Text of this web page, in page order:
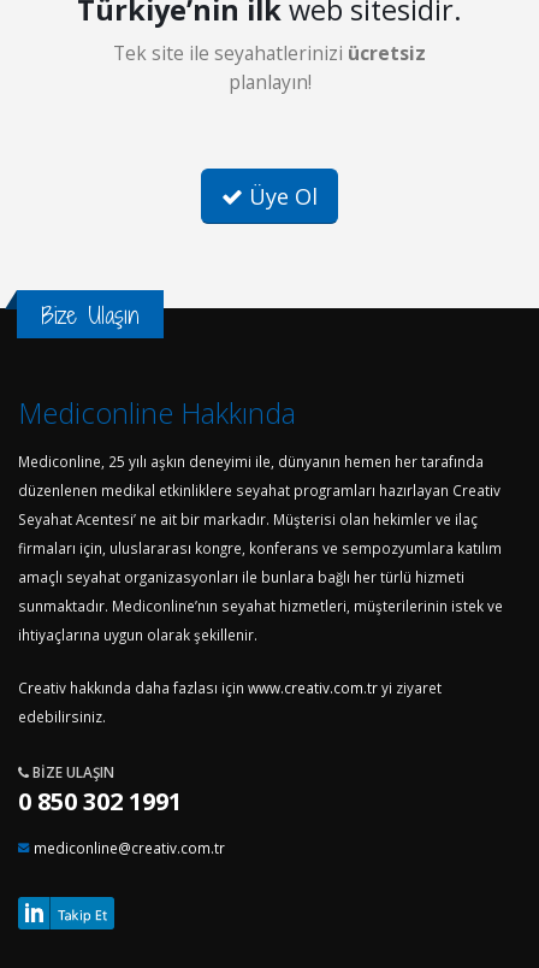
Türkiye’nin ilkweb sitesidir.
Tek site ile seyahatlerinizi ücretsiz
planlayın!
Üye Ol
Bize Ulaşın
Mediconline Hakkında
Mediconline, 25 yılı aşkın deneyimi ile, dünyanın hemen her tarafında
düzenlenen medikal etkinliklere seyahat programları hazırlayan Creativ
Seyahat Acentesi’ ne ait bir markadır. Müşterisi olan hekimler ve ilaç
firmaları için, uluslararası kongre, konferans ve sempozyumlara katılım
amaçlı seyahat organizasyonları ile bunlara bağlı her türlü hizmeti
sunmaktadır. Mediconline’nın seyahat hizmetleri, müşterilerinin istek ve
ihtiyaçlarına uygun olarak şekillenir.
Creativ hakkında daha fazlası için www.creativ.com.tryi ziyaret
edebilirsiniz.
BIZE ULAŞIN
0 850 302 1991
mediconline@creativ.com.tr